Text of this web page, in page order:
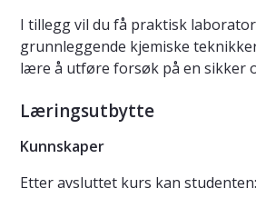
I tillegg vil du få praktisk
grunnleggende kjemiske
lære å utføre forsøk på en sikker
Læringsutbytte
Kunnskaper
Etter avsluttet kurs kan studenten: